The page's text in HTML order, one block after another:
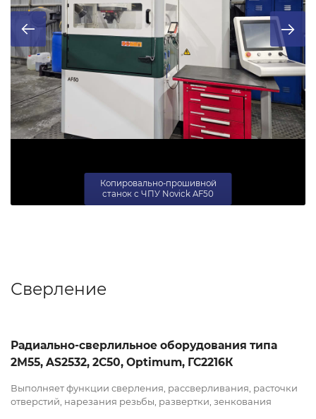
Копировально-прошивной
станок с ЧПУ Novick AF50
Сверление
Радиально-сверлильное оборудования типа
2М55, AS2532, 2С50, Optimum, ГС2216К
Выполняет функции сверления, рассверливания, расточки
отверстий, нарезания резьбы, развертки, зенкования